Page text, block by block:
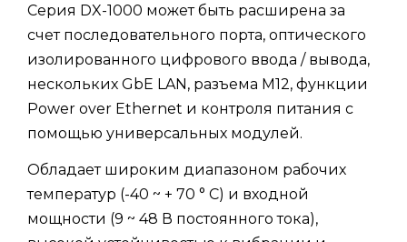
Серия DX-1000 может быть расширена за
счет последовательного порта, оптического
изолированного цифрового ввода / вывода,
нескольких GbE LAN, разъема M12, функции
Power over Ethernet и контроля питания с
помощью универсальных модулей.
Обладает широким диапазоном рабочих
температур (-40 ~ + 70 ° C) и входной
мощности (9 ~ 48 В постоянного тока),